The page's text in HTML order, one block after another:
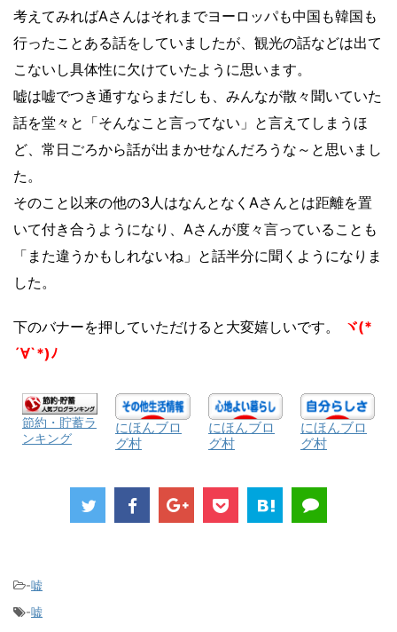
考えてみればAさんはそれまでヨーロッパも中国も韓国も
行ったことある話をしていましたが、観光の話などは出て
こないし具体性に欠けていたように思います。
嘘は嘘でつき通すならまだしも、みんなが散々聞いていた
話を堂々と「そんなこと言ってない」と言えてしまうほ
ど、常日ごろから話が出まかせなんだろうな～と思いまし
た。
そのこと以来の他の3人はなんとなくAさんとは距離を置
いて付き合うようになり、Aさんが度々言っていることも
「また違うかもしれないね」と話半分に聞くようになりま
した。
下のバナーを押していただけると大変嬉しいです。
ヾ(*
´∀`*)ﾉ
節約・貯蓄ラ
ンキング
にほんブロ
グ村
にほんブロ
グ村
にほんブロ
グ村
-嘘
-嘘